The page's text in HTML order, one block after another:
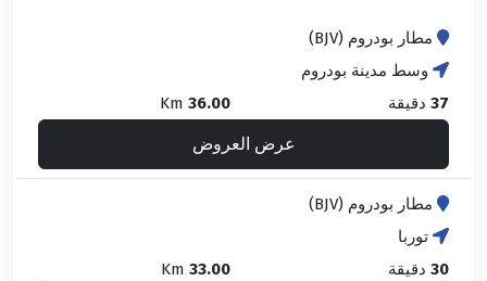
مطار بودروم (BJV)
وسط مدينة بودروم
37 دقيقة 36.00
عرض العروض
مطار بودروم (BJV)
توربا
30 دقيقة 33.00